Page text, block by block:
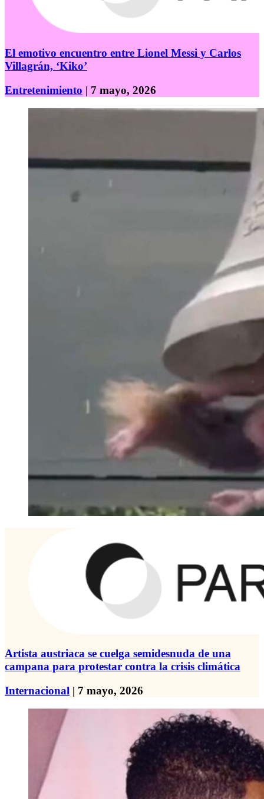
El emotivo encuentro entre Lionel Messi y Carlos
Villagrán, ‘Kiko’
Entretenimiento | 7 mayo, 2026
Artista austriaca se cuelga semidesnuda de una
campana para protestar contra la crisis climática
Internacional | 7 mayo, 2026